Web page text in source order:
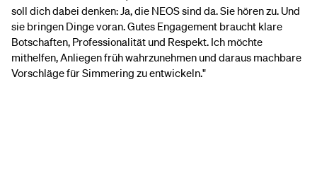
soll dich dabei denken: Ja, die NEOS sind da. Sie hören zu. Und
sie bringen Dinge voran. Gutes Engagement braucht klare
Botschaften, Professionalität und Respekt. Ich möchte
mithelfen, Anliegen früh wahrzunehmen und daraus machbare
Vorschläge für Simmering zu entwickeln."